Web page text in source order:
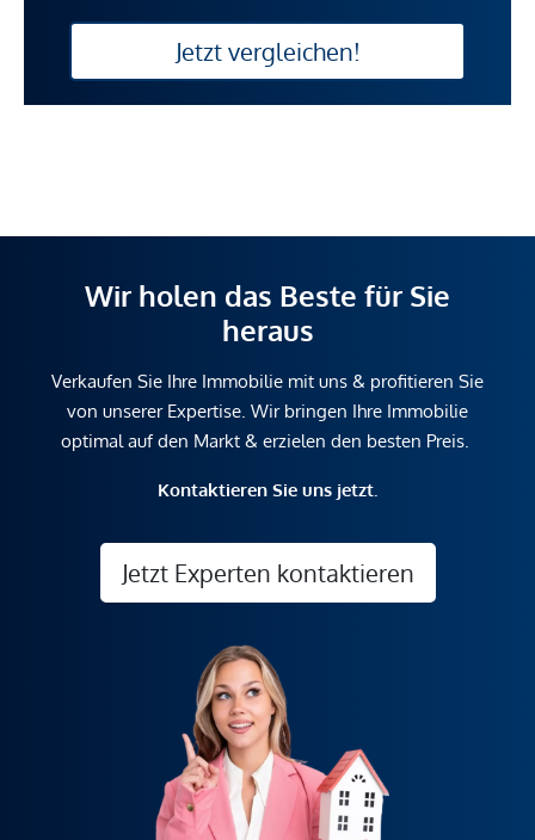
Jetzt vergleichen!
Wir holen das Beste für Sie
heraus
Verkaufen Sie Ihre Immobilie mit uns & profitieren Sie
von unserer Expertise. Wir bringen Ihre Immobilie
optimal auf den Markt & erzielen den besten Preis.
Kontaktieren Sie uns jetzt.
Jetzt Experten kontaktieren